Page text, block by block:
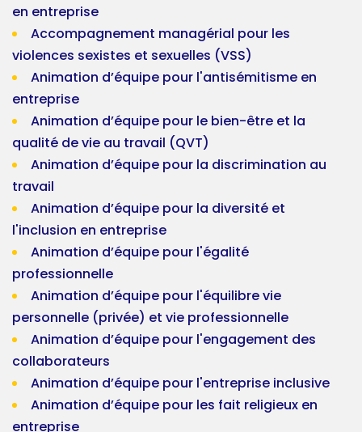
en entreprise
Accompagnement managérial pour les
violences sexistes et sexuelles (VSS)
Animation d’équipe pour l'antisémitisme en
entreprise
Animation d’équipe pour le bien-être et la
qualité de vie au travail (QVT)
Animation d’équipe pour la discrimination au
travail
Animation d’équipe pour la diversité et
l'inclusion en entreprise
Animation d’équipe pour l'égalité
professionnelle
Animation d’équipe pour l'équilibre vie
personnelle (privée) et vie professionnelle
Animation d’équipe pour l'engagement des
collaborateurs
Animation d’équipe pour l'entreprise inclusive
Animation d’équipe pour les fait religieux en
entreprise